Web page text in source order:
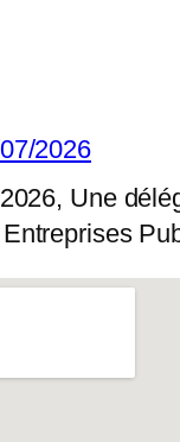
2026
Une